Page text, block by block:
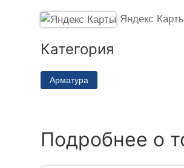
Яндекс
Категория
Арматура
Подробнее о